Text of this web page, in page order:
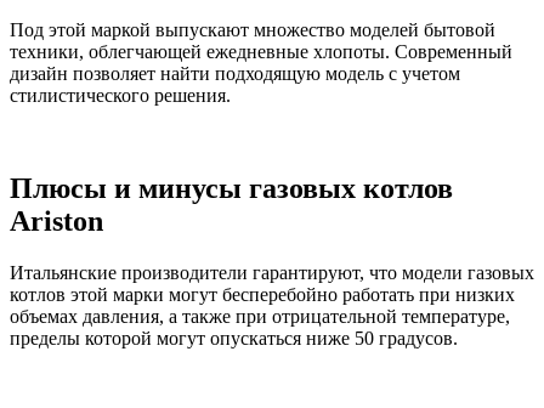
Под этой маркой выпускают множество моделей бытовой
техники, облегчающей ежедневные хлопоты. Современный
дизайн позволяет найти подходящую модель с учетом
стилистического решения.
Плюсы и минусы газовых котлов
Ariston
Итальянские производители гарантируют, что модели газовых
котлов этой марки могут бесперебойно работать при низких
объемах давления, а также при отрицательной температуре,
пределы которой могут опускаться ниже 50 градусов.